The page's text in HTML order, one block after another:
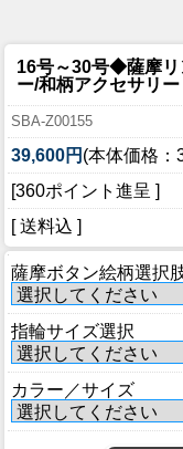
16号～30号◆薩摩
ー/和柄アクセサリー
SBA-Z00155
39,600円 (本体価格：
[360ポイント進呈 ]
[ 送料込 ]
薩摩ボタン絵柄選択
指輪サイズ選択
カラー／サイズ